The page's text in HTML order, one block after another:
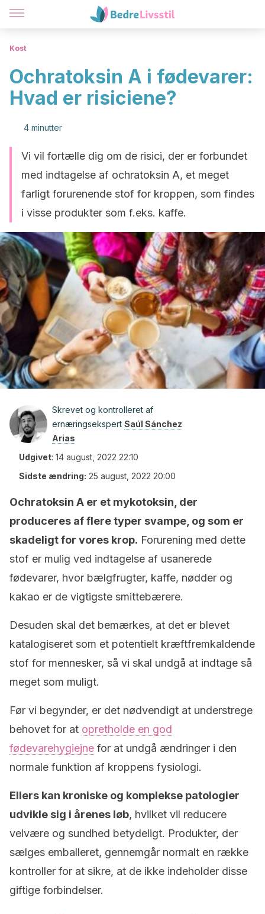
Kost
Ochratoksin A i fødevarer:
Hvad er risiciene?
4 minutter
Vi vil fortælle dig om de risici, der er forbundet
med indtagelse af ochratoksin A, et meget
farligt forurenende stof for kroppen, som findes
i visse produkter som f.eks. kaffe.
Skrevet og kontrolleret af
ernæringsekspert Saúl Sánchez
Arias
Udgivet: 14 august, 2022 22:10
Sidste ændring: 25 august, 2022 20:00
Ochratoksin A er et mykotoksin, der
produceres af flere typer svampe, og som er
skadeligt for vores krop. Forurening med dette
stof er mulig ved indtagelse af usanerede
fødevarer, hvor bælgfrugter, kaffe, nødder og
kakao er de vigtigste smittebærere.
Desuden skal det bemærkes, at det er blevet
katalogiseret som et potentielt kræftfremkaldende
stof for mennesker, så vi skal undgå at indtage så
meget som muligt.
Før vi begynder, er det nødvendigt at understrege
behovet for at opretholde en god
fødevarehygiejne for at undgå ændringer i den
normale funktion af kroppens fysiologi.
Ellers kan kroniske og komplekse patologier
udvikle sig i årenes løb, hvilket vil reducere
velvære og sundhed betydeligt. Produkter, der
sælges emballeret, gennemgår normalt en række
kontroller for at sikre, at de ikke indeholder disse
giftige forbindelser.